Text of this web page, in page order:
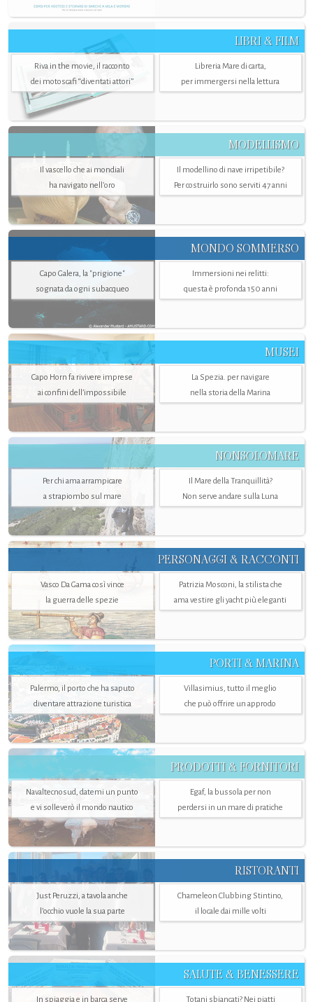
LIBRI & FILM
Riva in the movie, il racconto
dei motoscafi “diventati attori”
Libreria Mare di carta,
per immergersi nella lettura
MODELLISMO
Il vascello che ai mondiali
ha navigato nell’oro
Il modellino di nave irripetibile?
Per costruirlo sono serviti 47 anni
MONDO SOMMERSO
Capo Galera, la "prigione"
sognata da ogni subacqueo
Immersioni nei relitti:
questa è profonda 150 anni
MUSEI
Capo Horn fa rivivere imprese
ai confini dell’impossibile
La Spezia. per navigare
nella storia della Marina
NONSOLOMARE
Per chi ama arrampicare
a strapiombo sul mare
Il Mare della Tranquillità?
Non serve andare sulla Luna
PERSONAGGI & RACCONTI
Vasco Da Gama così vince
la guerra delle spezie
Patrizia Mosconi, la stilista che
ama vestire gli yacht più eleganti
PORTI & MARINA
Palermo, il porto che ha saputo
diventare attrazione turistica
Villasimius, tutto il meglio
che può offrire un approdo
PRODOTTI & FORNITORI
Navaltecnosud, datemi un punto
e vi solleverò il mondo nautico
Egaf, la bussola per non
perdersi in un mare di pratiche
RISTORANTI
Just Peruzzi, a tavola anche
l’occhio vuole la sua parte
Chameleon Clubbing Stintino,
il locale dai mille volti
SALUTE & BENESSERE
In spiaggia e in barca serve Totani sbiancati? Nei piatti